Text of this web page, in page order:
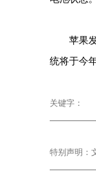
苹果
统将于今
关键字：
特别声明：